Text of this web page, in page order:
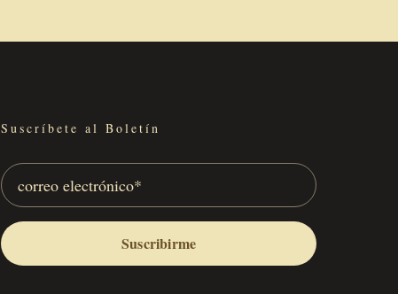
Suscríbete al Boletín
Suscribirme